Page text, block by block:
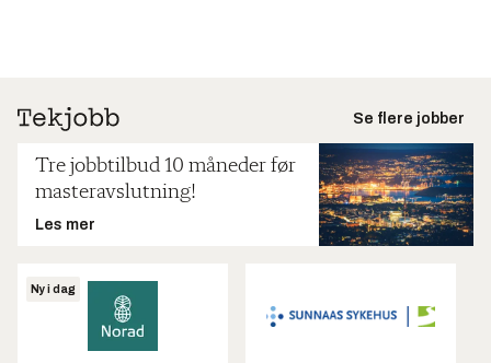
Se flere jobber
Tre jobbtilbud 10 måneder før
masteravslutning!
Les mer
Ny i dag